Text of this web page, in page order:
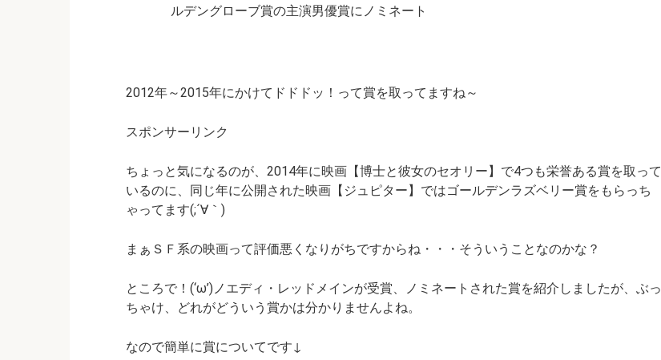
ルデングローブ賞の主演男優賞にノミネート
2012年～2015年にかけてドドドッ！って賞を取ってますね～
スポンサーリンク
ちょっと気になるのが、2014年に映画【博士と彼女のセオリー】で4つも栄誉ある賞を取って
いるのに、同じ年に公開された映画【ジュピター】ではゴールデンラズベリー賞をもらっち
ゃってます(;´∀｀)
まぁＳＦ系の映画って評価悪くなりがちですからね・・・そういうことなのかな？
ところで！(‘ω’)ノエディ・レッドメインが受賞、ノミネートされた賞を紹介しましたが、ぶっ
ちゃけ、どれがどういう賞かは分かりませんよね。
なので簡単に賞についてです↓